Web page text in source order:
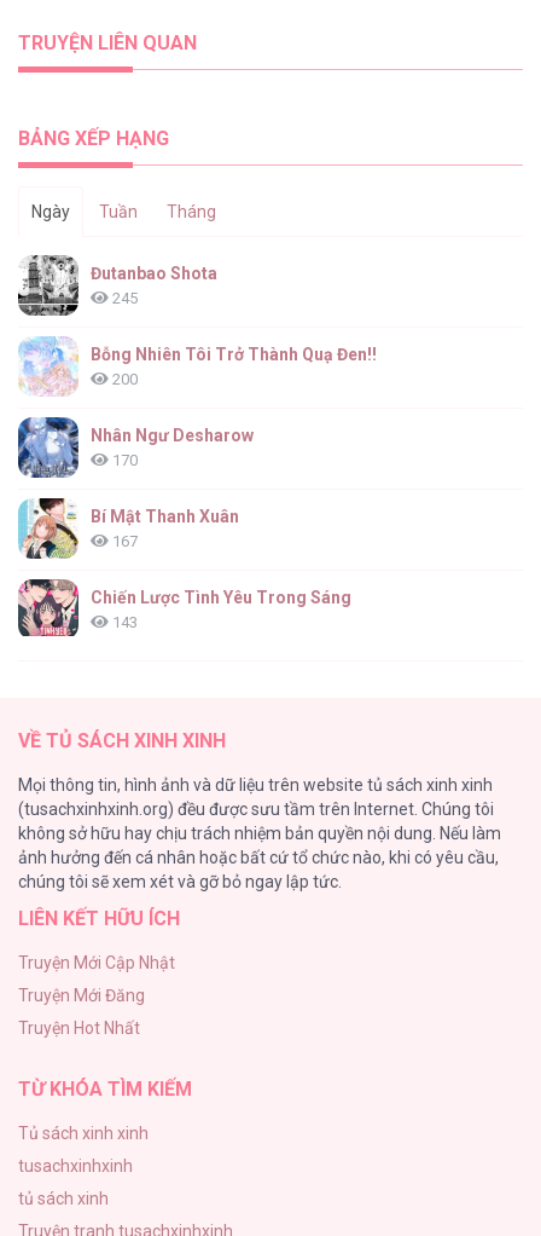
Công Tước [...] – Chap 6
Công Tước [...] – Chap 5
Công Tước [...] – Chap 4
Công Tước [...] – Chap 3
Trở Thành Hầu Cận Cải Trang Nam Của
TRUYỆN LIÊN QUAN
BẢNG XẾP HẠNG
Ngày Tuần Tháng
Đutanbao Shota
245
Bỗng Nhiên Tôi Trở Thành Quạ Đen!!
200
Nhân Ngư Desharow
170
Bí Mật Thanh Xuân
167
Chiến Lược Tình Yêu Trong Sáng
143
128
Bỏ Quách Chồng Con Đi, Tiền Bạc Mới Là Tất Cả
123
Tình yêu và danh vọng
Tùy Tâm Tùy Ý
105
VỀ TỦ SÁCH XINH XINH
Mọi thông tin, hình ảnh và dữ liệu trên website tủ sách xinh xinh
(tusachxinhxinh.org) đều được sưu tầm trên Internet. Chúng tôi
không sở hữu hay chịu trách nhiệm bản quyền nội dung. Nếu làm
ảnh hưởng đến cá nhân hoặc bất cứ tổ chức nào, khi có yêu cầu,
chúng tôi sẽ xem xét và gỡ bỏ ngay lập tức.
LIÊN KẾT HỮU ÍCH
Truyện Mới Cập Nhật
Truyện Mới Đăng
Truyện Hot Nhất
TỪ KHÓA TÌM KIẾM
Tủ sách xinh xinh
tusachxinhxinh
tủ sách xinh
Truyện tranh tusachxinhxinh